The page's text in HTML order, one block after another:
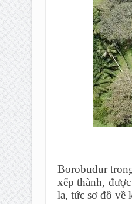
Borobudur
xếp thành,
la, tức sơ đồ về